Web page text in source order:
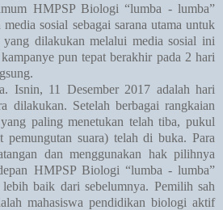
HMPSP Biologi “lumba - lumba”
media sosial sebagai sarana utama untuk
yang dilakukan melalui media sosial ini
pun tepat berakhir pada 2 hari
Isnin, 11 Desember 2017 adalah hari
dilakukan. Setelah berbagai rangkaian
paling menetukan telah tiba, pukul
suara) telah di buka. Para
dan menggunakan hak pilihnya
HMPSP Biologi “lumba - lumba”
baik dari sebelumnya. Pemilih sah
mahasiswa pendidikan biologi aktif